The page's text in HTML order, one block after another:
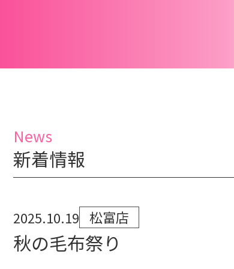
News
新着情報
2025.10.19 松富店
秋の毛布祭り